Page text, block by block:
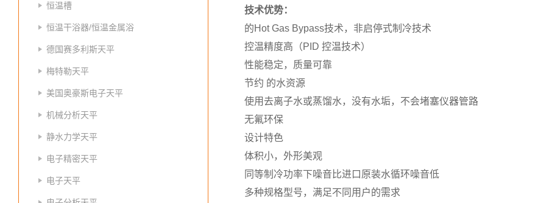
恒温槽
恒温干浴器/恒温金属浴
德国赛多利斯天平
梅特勒天平
美国奥豪斯电子天平
机械分析天平
静水力学天平
电子精密天平
电子天平
技术优势：
的Hot Gas Bypass技术，非启停式制冷技术
控温精度高（PID 控温技术）
性能稳定，质量可靠
节约 的水资源
使用去离子水或蒸馏水，没有水垢，不会堵塞仪器管路
无氟环保
设计特色
体积小，外形美观
同等制冷功率下噪音比进口原装水循环噪音低
多种规格型号，满足不同用户的需求